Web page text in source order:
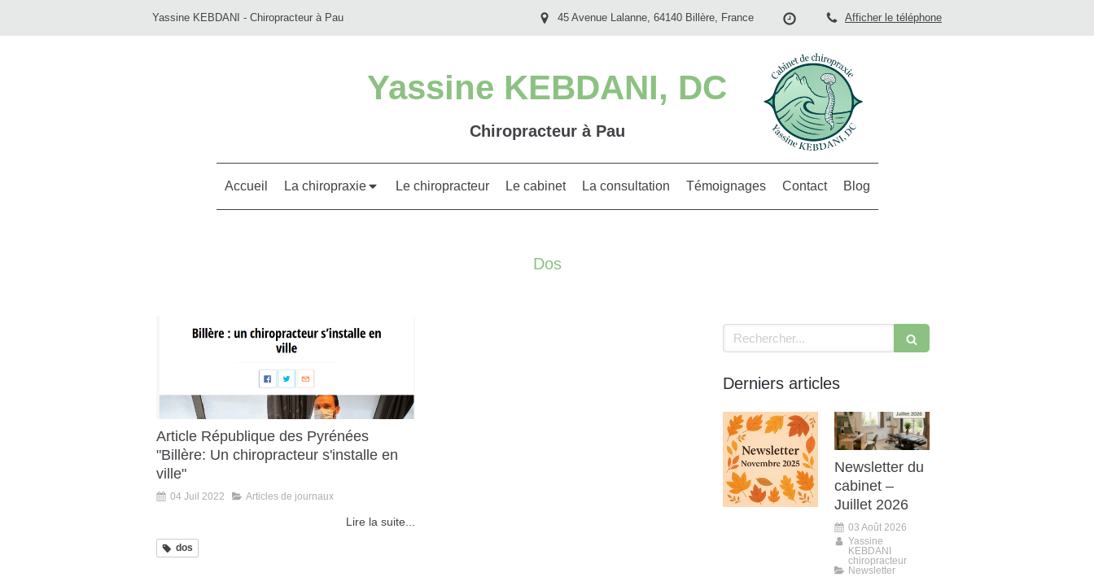
Yassine KEBDANI - Chiropracteur à Pau Afficher le téléphone
45 Avenue Lalanne, 64140 Billère, France
Yassine KEBDANI, DC
Chiropracteur à Pau
Accueil La chiropraxie Le chiropracteur Le cabinet La consultation Témoignages Contact Blog
Dos
Article République des Pyrénées
"Billère: Un chiropracteur s'installe en
ville"
04 Juil 2022 Articles de journaux
Lire la suite...
dos
Rechercher
Derniers articles
Newsletter du
cabinet –
Juillet 2026
03 Août 2026
Yassine
KEBDANI
chiropracteur
Newsletter